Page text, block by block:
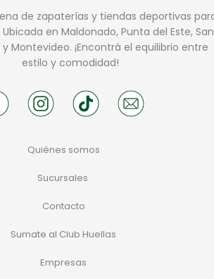
de zapaterías y tiendas deportivas
en Maldonado, Punta del Este, San
y Montevideo. ¡Encontrá el equilibrio entre
estilo y comodidad!
Quiénes somos
Sucursales
Contacto
Sumate al Club Huellas
Empresas